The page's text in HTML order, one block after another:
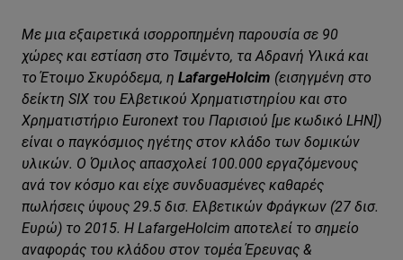
Με μια εξαιρετικά ισορροπημένη παρουσία σε 90
χώρες και εστίαση στο Τσιμέντο, τα Αδρανή Υλικά και
το Έτοιμο Σκυρόδεμα, η LafargeHolcim (εισηγμένη στο
δείκτη SIX του Ελβετικού Χρηματιστηρίου και στο
Χρηματιστήριο Euronext του Παρισιού [με κωδικό LHN])
είναι ο παγκόσμιος ηγέτης στον κλάδο των δομικών
υλικών. Ο Όμιλος απασχολεί 100.000 εργαζόμενους
ανά τον κόσμο και είχε συνδυασμένες καθαρές
πωλήσεις ύψους 29.5 δισ. Ελβετικών Φράγκων (27 δισ.
Ευρώ) το 2015. Η LafargeHolcim αποτελεί το σημείο
αναφοράς του κλάδου στον τομέα Έρευνας &